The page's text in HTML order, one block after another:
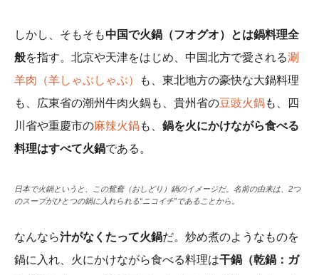
しかし、そもそも中国で火鍋（フオグオ）とは鍋料理全
般を指す。北京や天津をはじめ、中国北方で愛される涮
羊肉（羊しゃぶしゃぶ）
も、東北地方の豪快な大鍋料理
も、広東省の潮州牛肉火鍋も、貴州省の豆豉火鍋も、四
川省や重慶市の麻辣火鍋も、 鍋を火にかけながら食べる
料理はすべて火鍋である。
日本で火鍋というと、この鴛鴦（おしどり）鍋のイメージだ。名前の由来は、2つ
のスープがひとつの鍋に入れられる“ニコイチ”であることから。
なんなら汁がなくたって火鍋だ。炒め煮のようなものを
鍋に入れ、火にかけながら食べる料理は干鍋（乾鍋：ガ